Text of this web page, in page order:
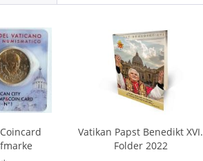
Vatikan Papst Benedikt XVI.
Folder 2022